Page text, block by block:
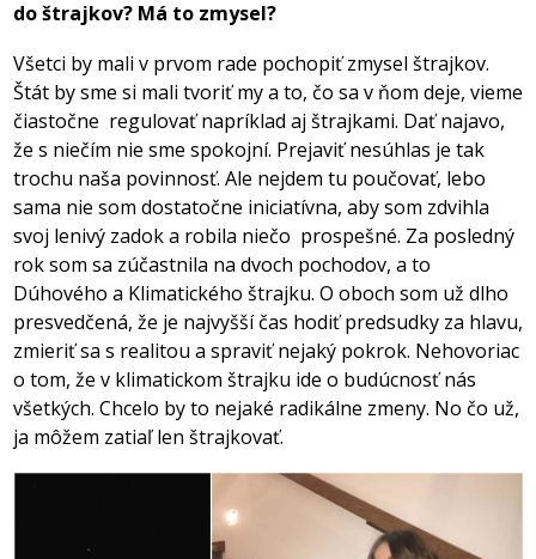
do štrajkov? Má to zmysel?
Všetci by mali v prvom rade pochopiť zmysel štrajkov.
Štát by sme si mali tvoriť my a to, čo sa v ňom deje, vieme
čiastočne regulovať napríklad aj štrajkami. Dať najavo,
že s niečím nie sme spokojní. Prejaviť nesúhlas je tak
trochu naša povinnosť. Ale nejdem tu poučovať, lebo
sama nie som dostatočne iniciatívna, aby som zdvihla
svoj lenivý zadok a robila niečo prospešné. Za posledný
rok som sa zúčastnila na dvoch pochodov, a to
Dúhového a Klimatického štrajku. O oboch som už dlho
presvedčená, že je najvyšší čas hodiť predsudky za hlavu,
zmieriť sa s realitou a spraviť nejaký pokrok. Nehovoriac
o tom, že v klimatickom štrajku ide o budúcnosť nás
všetkých. Chcelo by to nejaké radikálne zmeny. No čo už,
ja môžem zatiaľ len štrajkovať.